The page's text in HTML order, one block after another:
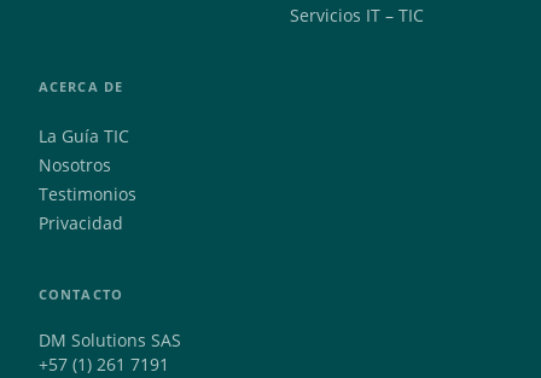
Servicios IT – TIC
ACERCA DE
La Guía TIC
Nosotros
Testimonios
Privacidad
CONTACTO
DM Solutions SAS
+57 (1) 261 7191